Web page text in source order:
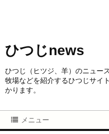
ひつじnews
ひつじ（ヒツジ、羊）のニュー
牧場などを紹介するひつじサイ
かります。
メニュー